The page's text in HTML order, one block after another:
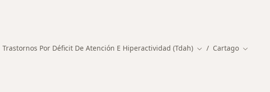
Trastornos Por Déficit De Atención E Hiperactividad (Tdah) Cambiar de ciudad
Cartago